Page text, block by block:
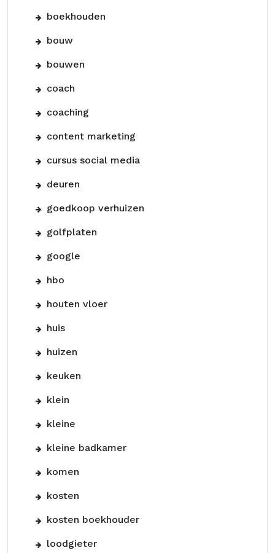
boekhouden
bouw
bouwen
coach
coaching
content marketing
cursus social media
deuren
goedkoop verhuizen
golfplaten
google
hbo
houten vloer
huis
huizen
keuken
klein
kleine
kleine badkamer
komen
kosten
kosten boekhouder
loodgieter